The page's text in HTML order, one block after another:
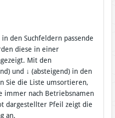
den Suchfeldern passende
diese in einer
Mit den
und ↓ (absteigend) in den
Sie die Liste umsortieren,
immer nach Betriebsnamen
dargestellter Pfeil zeigt die
an.